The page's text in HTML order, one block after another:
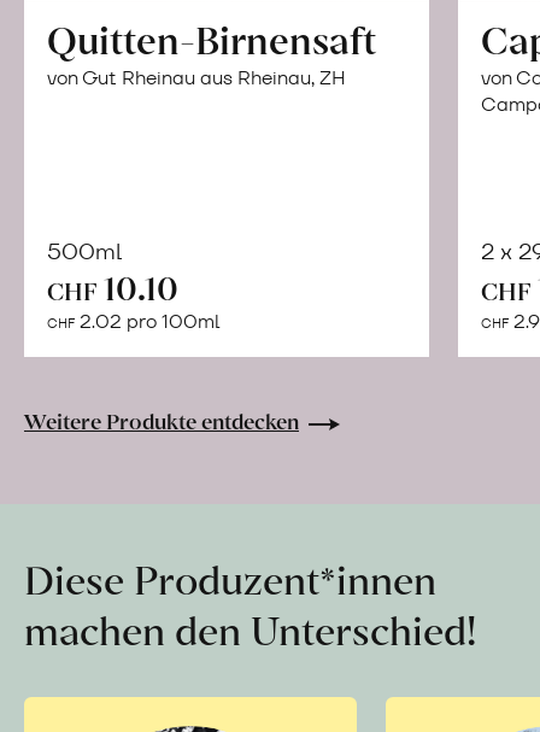
Quitten-Birnensaft
von Gut Rheinau aus Rheinau, ZH
500ml
CHF 10.10
CHF 2.02 pro 100ml
Warenkorb
von
2 x
CHF
CHF
Weitere Produkte entdecken
Diese Produzent*innen
machen den Unterschied!